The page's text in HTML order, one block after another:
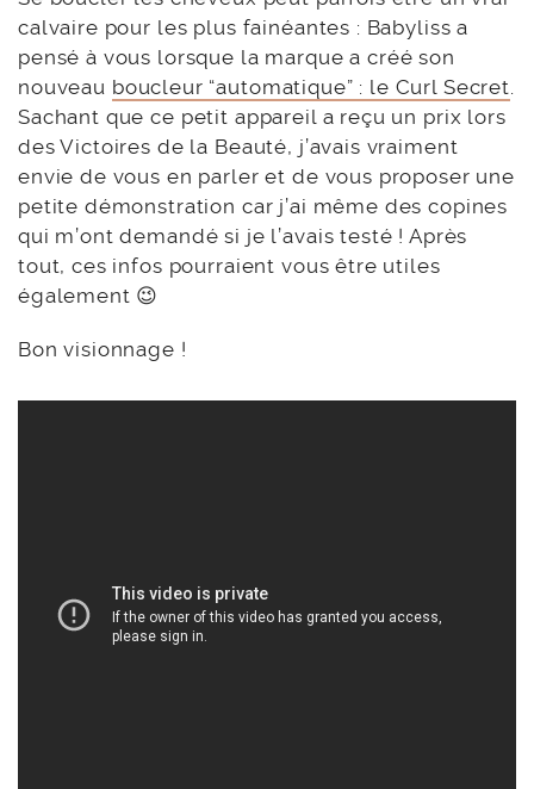
calvaire pour les plus fainéantes : Babyliss a
pensé à vous lorsque la marque a créé son
nouveau boucleur “automatique” : le Curl Secret.
Sachant que ce petit appareil a reçu un prix lors
des Victoires de la Beauté, j’avais vraiment
envie de vous en parler et de vous proposer une
petite démonstration car j’ai même des copines
qui m’ont demandé si je l’avais testé ! Après
tout, ces infos pourraient vous être utiles
également 😉
Bon visionnage !